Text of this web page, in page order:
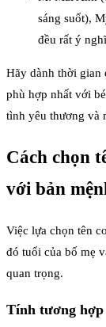
sáng suốt),
đều rất ý
Hãy dành thời gian
phù hợp nhất với
tình yêu thương và
Cách chọn
với bản
Việc lựa chọn tên
đó tuổi của bố mẹ
quan trọng.
Tính tương hợp